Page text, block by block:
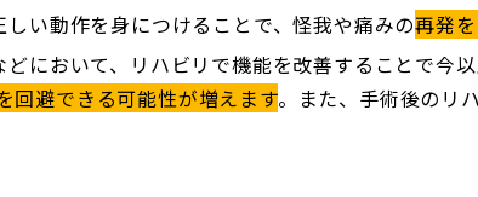
い動作を身につけることで、怪我や痛みの再発
どにおいて、リハビリで機能を改善することで今
回避できる可能性が増えます。また、手術後のリ